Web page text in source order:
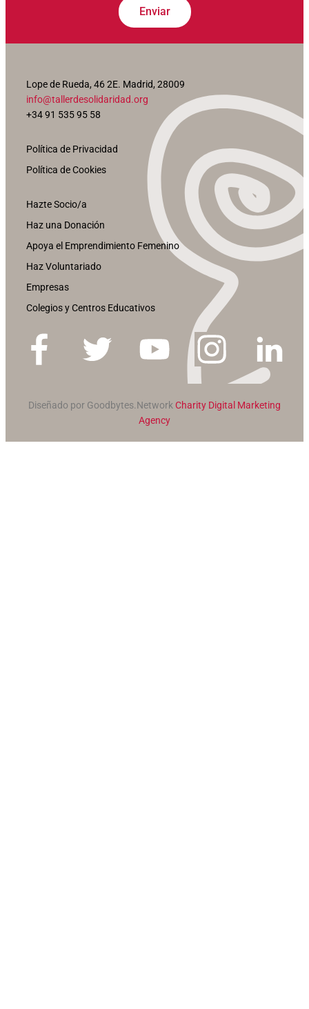
Enviar
Lope de Rueda, 46 2E. Madrid, 28009
info@tallerdesolidaridad.org
+34 91 535 95 58
Política de Privacidad
Política de Cookies
Hazte Socio/a
Haz una Donación
Apoya el Emprendimiento Femenino
Haz Voluntariado
Empresas
Colegios y Centros Educativos
Diseñado por Goodbytes.Network Charity Digital Marketing
Agency